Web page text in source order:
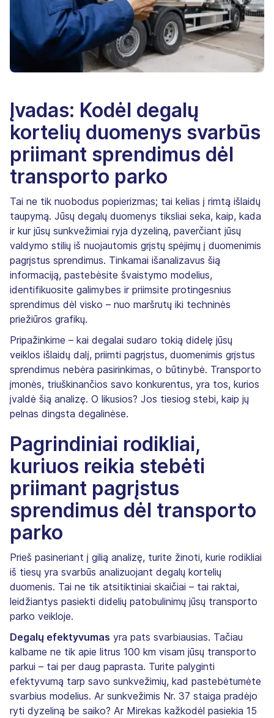
Įvadas: Kodėl degalų
kortelių duomenys svarbūs
priimant sprendimus dėl
transporto parko
Tai ne tik nuobodus popierizmas; tai kelias į rimtą išlaidų
taupymą. Jūsų degalų duomenys tiksliai seka, kaip, kada
ir kur jūsų sunkvežimiai ryja dyzeliną, paverčiant jūsų
valdymo stilių iš nuojautomis grįstų spėjimų į duomenimis
pagrįstus sprendimus. Tinkamai išanalizavus šią
informaciją, pastebėsite švaistymo modelius,
identifikuosite galimybes ir priimsite protingesnius
sprendimus dėl visko – nuo maršrutų iki techninės
priežiūros grafikų.
Pripažinkime – kai degalai sudaro tokią didelę jūsų
veiklos išlaidų dalį, priimti pagrįstus, duomenimis grįstus
sprendimus nebėra pasirinkimas, o būtinybė. Transporto
įmonės, triuškinančios savo konkurentus, yra tos, kurios
įvaldė šią analizę. O likusios? Jos tiesiog stebi, kaip jų
pelnas dingsta degalinėse.
Pagrindiniai rodikliai,
kuriuos reikia stebėti
priimant pagrįstus
sprendimus dėl transporto
parko
Prieš pasineriant į gilią analizę, turite žinoti, kurie rodikliai
iš tiesų yra svarbūs analizuojant degalų kortelių
duomenis. Tai ne tik atsitiktiniai skaičiai – tai raktai,
leidžiantys pasiekti didelių patobulinimų jūsų transporto
parko veikloje.
Degalų efektyvumas yra pats svarbiausias. Tačiau
kalbame ne tik apie litrus 100 km visam jūsų transporto
parkui – tai per daug paprasta. Turite palyginti
efektyvumą tarp savo sunkvežimių, kad pastebėtumėte
svarbius modelius. Ar sunkvežimis Nr. 37 staiga pradėjo
ryti dyzeliną be saiko? Ar Mirekas kažkodėl pasiekia 15